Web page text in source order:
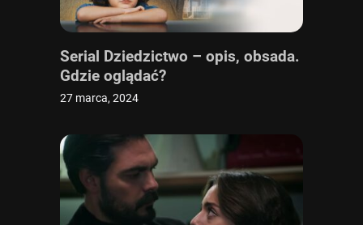
Serial Dziedzictwo – opis, obsada.
Gdzie oglądać?
27 marca, 2024